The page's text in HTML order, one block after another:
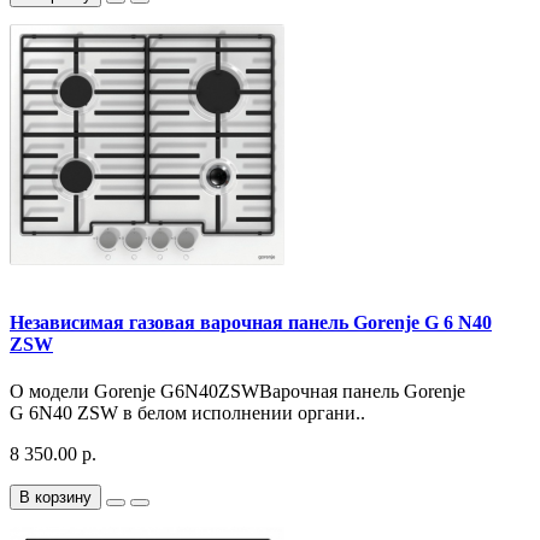
Независимая газовая варочная панель Gorenje G 6 N40
ZSW
О модели Gorenje G6N40ZSWВарочная панель Gorenje
G 6N40 ZSW в белом исполнении органи..
8 350.00 р.
В корзину